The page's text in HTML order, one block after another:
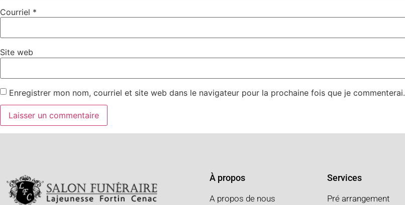
Courriel *
Site web
Enregistrer mon nom, courriel et site web dans le navigateur pour la prochaine fois que je commenterai.
À propos
A propos de nous
Services
Pré arrangement